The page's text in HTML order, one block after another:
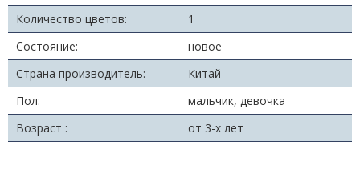
Количество цветов:
1
Состояние:
новое
Страна производитель:
Китай
Пол:
мальчик, девочка
Возраст :
от 3-х лет